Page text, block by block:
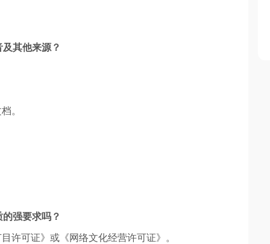
其他来源？
。
强要求吗？
许可证》或《网络文化经营许可证》。